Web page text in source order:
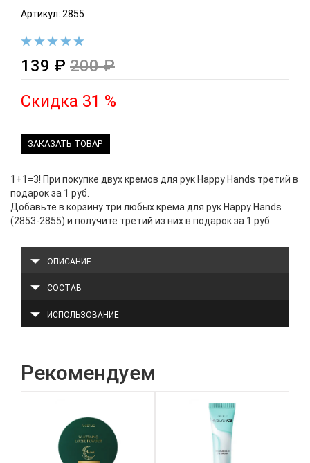
Артикул: 2855
139 ₽ 200 ₽
Скидка 31 %
ЗАКАЗАТЬ ТОВАР
1+1=3! При покупке двух кремов для рук Happy Hands третий в
подарок за 1 руб.
Добавьте в корзину три любых крема для рук Happy Hands
(2853-2855) и получите третий из них в подарок за 1 руб.
ОПИСАНИЕ
СОСТАВ
ИСПОЛЬЗОВАНИЕ
Рекомендуем